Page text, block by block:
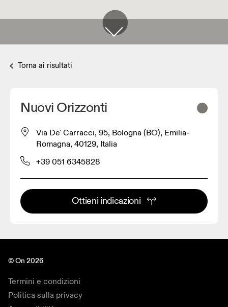
Torna ai risultati
Nuovi Orizzonti
Via De' Carracci, 95, Bologna (BO), Emilia-
Romagna, 40129, Italia
+39 051 6345828
Ottieni indicazioni
© On 2026
Termini e condizioni
Politica sulla privacy